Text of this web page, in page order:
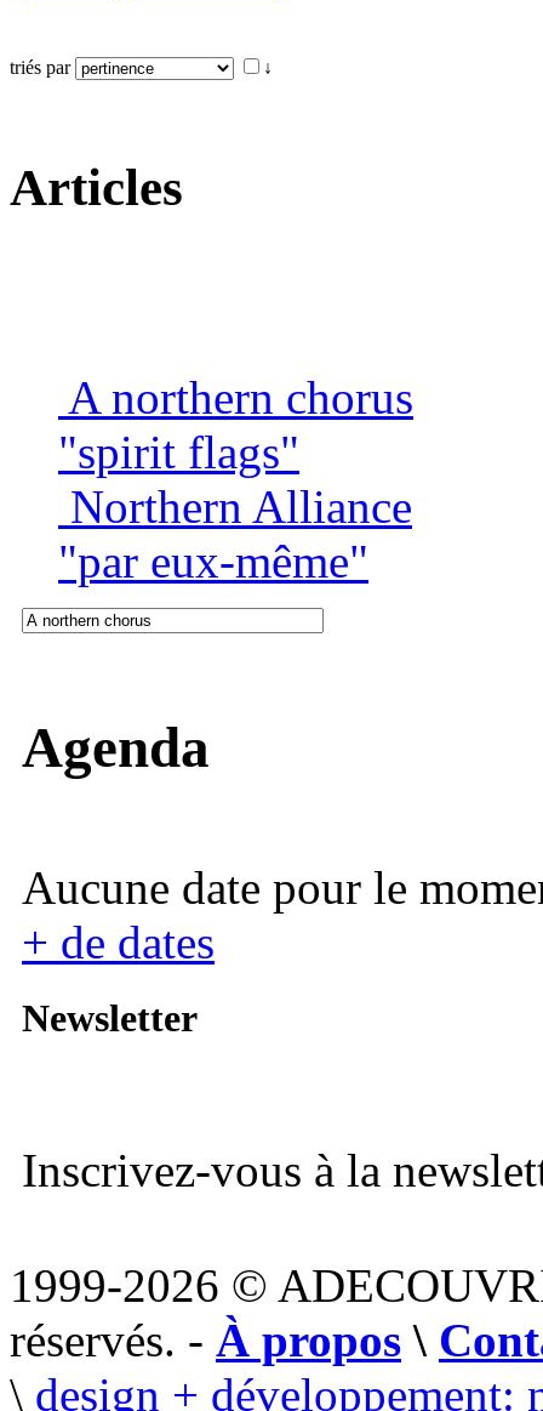
triés par ↓
Articles
A northern chorus
"spirit flags"
Northern Alliance
"par eux-même"
Agenda
Aucune date pour le
+ de dates
Newsletter
Inscrivez-vous à la
1999-2026 ©
réservés. - À propos \
\ design + développement: